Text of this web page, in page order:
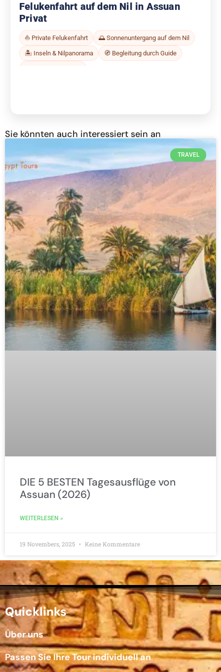
Felukenfahrt auf dem Nil in Assuan
Privat
⛵ Private Felukenfahrt 🌅 Sonnenuntergang auf dem Nil
🏝 Inseln & Nilpanorama 🧭 Begleitung durch Guide
Sie könnten auch interessiert sein an
TRAVEL
DIE 5 BESTEN Tagesausflüge von
Assuan (2026)
WEITERLESEN »
19 Novembers, 2025 Keine Kommentare
Quicklinks
Über uns
Passen Sie Ihre Tour individuell an